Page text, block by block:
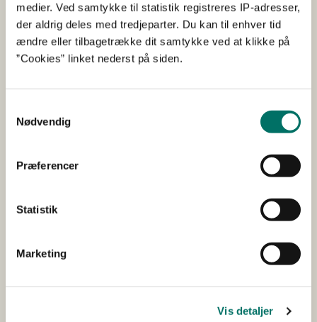
medier. Ved samtykke til statistik registreres IP-adresser,
der aldrig deles med tredjeparter. Du kan til enhver tid
ændre eller tilbagetrække dit samtykke ved at klikke på
”Cookies” linket nederst på siden.
Nødvendig
Præferencer
Statistik
Marketing
Vis detaljer
”Plantefonden indgår som en del af den
samlede landbrugsaftale. Nye Borgerlige
håber, at det meget store beløb som afsættes
til plantefonden vil resultere i udvikling af en
supplere de styrkepositioner, som det danske
landbrug allerede har i dag, herunder en
udledning af drivhusgassen pr. produceret
innovation og nye idéer. Det skal vi politisk